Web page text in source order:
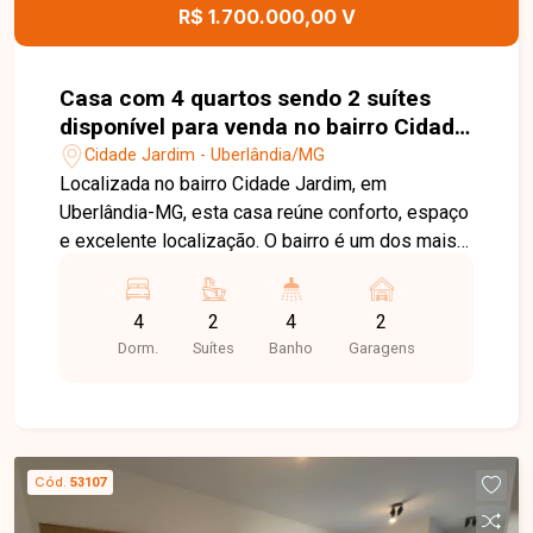
R$ 1.700.000,00 V
Casa com 4 quartos sendo 2 suítes
disponível para venda no bairro Cidade
Jardim em Uberlândia-MG
Cidade Jardim - Uberlândia/MG
Localizada no bairro Cidade Jardim, em
Uberlândia-MG, esta casa reúne conforto, espaço
e excelente localização. O bairro é um dos mais
completa, fácil acesso às principais vias, ampla
variedade de comércios, serviços, escolas e
opções de lazer, proporcionando praticidade e
quartos, sendo 2 suítes, banheiro social, banheiro
externo, cozinha espaçosa, lavanderia, além de
jardim de inverno, escritório, varanda gourmet
4
Dorm.
2
Suítes
4
Banho
2
Garagens
Cód. 53107